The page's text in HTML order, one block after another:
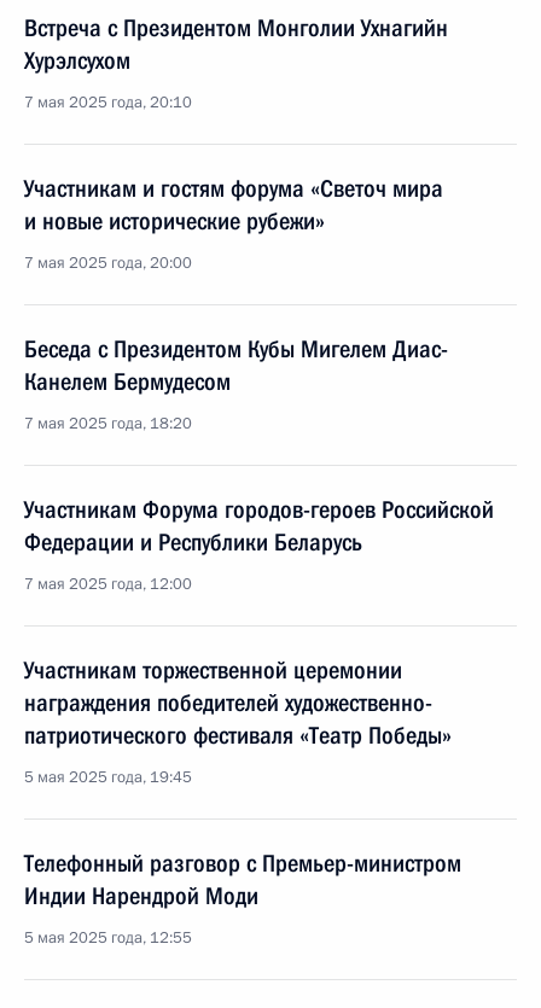
Встреча с Президентом Монголии Ухнагийн
Хурэлсухом
7 мая 2025 года, 20:10
Участникам и гостям форума «Светоч мира
и новые исторические рубежи»
7 мая 2025 года, 20:00
Беседа с Президентом Кубы Мигелем Диас-
Канелем Бермудесом
7 мая 2025 года, 18:20
Участникам Форума городов-героев Российской
Федерации и Республики Беларусь
7 мая 2025 года, 12:00
Участникам торжественной церемонии
награждения победителей художественно-
патриотического фестиваля «Театр Победы»
5 мая 2025 года, 19:45
Телефонный разговор с Премьер-министром
Индии Нарендрой Моди
5 мая 2025 года, 12:55